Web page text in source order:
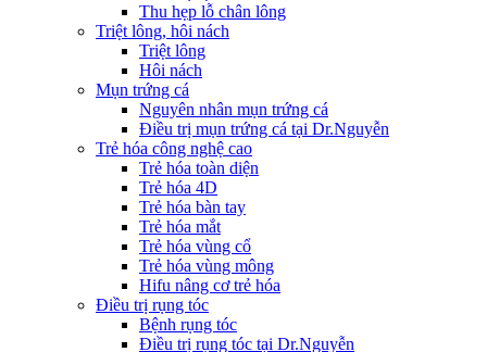
Thu hẹp lỗ chân lông
Triệt lông, hôi nách
Triệt lông
Hôi nách
Mụn trứng cá
Nguyên nhân mụn trứng cá
Điều trị mụn trứng cá tại Dr.Nguyễn
Trẻ hóa công nghệ cao
Trẻ hóa toàn diện
Trẻ hóa 4D
Trẻ hóa bàn tay
Trẻ hóa mắt
Trẻ hóa vùng cổ
Trẻ hóa vùng mông
Hifu nâng cơ trẻ hóa
Điều trị rụng tóc
Bệnh rụng tóc
Điều trị rụng tóc tại Dr.Nguyễn